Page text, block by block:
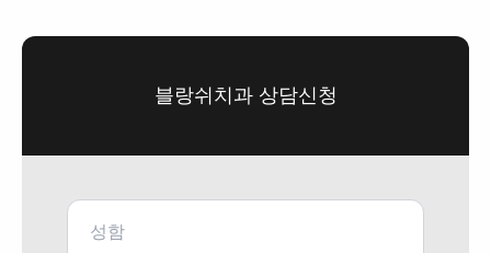
블랑쉬치과 상담신청